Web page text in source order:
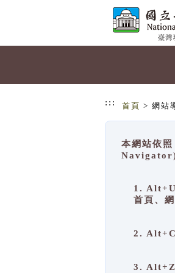
::: 首頁 > 網站
本網站依
Navigator)
1.
首頁、
2.
3.